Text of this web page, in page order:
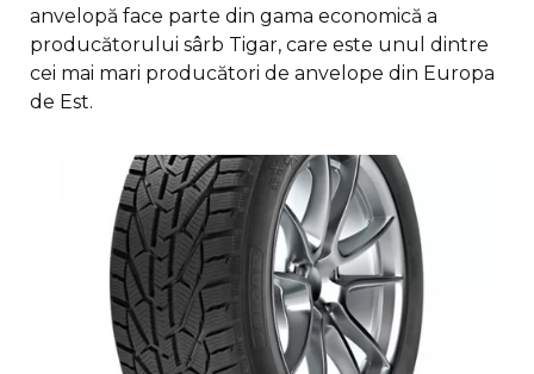
anvelopă face parte din gama economică a
producătorului sârb Tigar, care este unul dintre
cei mai mari producători de anvelope din Europa
de Est.